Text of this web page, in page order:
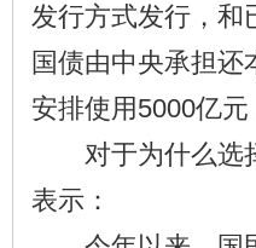
发行方式发行，和
国债由中央承担
安排使用5000亿
对于为什么选择
表示：